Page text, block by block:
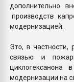
дополнительно
производств
модернизацией.
Это, в частности,
связью и
циклогексанона
модернизации на